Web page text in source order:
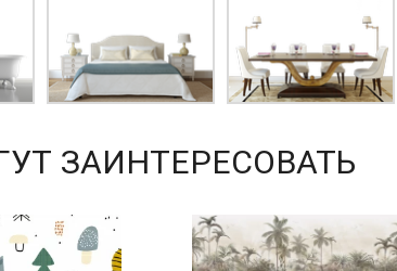
ЗАИНТЕРЕСОВАТЬ